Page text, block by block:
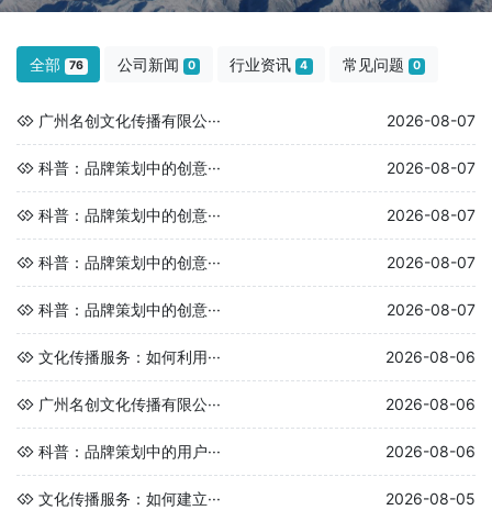
全部 76 公司新闻 0 行业资讯 4 常见问题 0
广州名创文化传播有限公··· 2026-08-07
科普：品牌策划中的创意··· 2026-08-07
科普：品牌策划中的创意··· 2026-08-07
科普：品牌策划中的创意··· 2026-08-07
科普：品牌策划中的创意··· 2026-08-07
文化传播服务：如何利用··· 2026-08-06
广州名创文化传播有限公··· 2026-08-06
科普：品牌策划中的用户··· 2026-08-06
文化传播服务：如何建立··· 2026-08-05